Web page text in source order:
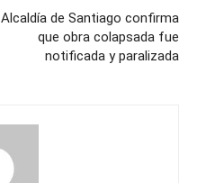
Alcaldía de Santiago confirma
que obra colapsada fue
notificada y paralizada